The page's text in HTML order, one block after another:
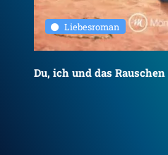
Liebesroman
Du, ich und das